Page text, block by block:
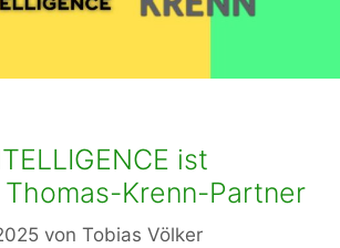
ist
Krenn-Partner
von Tobias Völker